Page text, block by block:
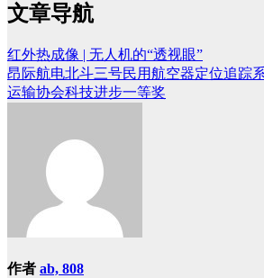
文章导航
红外热成像 | 无人机的“透视眼”
昂际航电北斗三号民用航空器定位追踪
运输协会科技进步一等奖
作者 ab, 808